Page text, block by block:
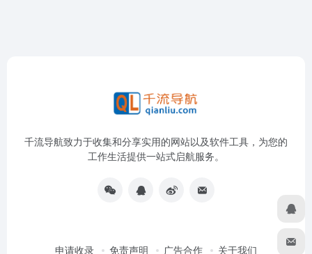
千流导航致力于收集和分享实用的网站以及软件工具，为您的
工作生活提供一站式启航服务。
申请收录 免责声明 广告合作 关于我们